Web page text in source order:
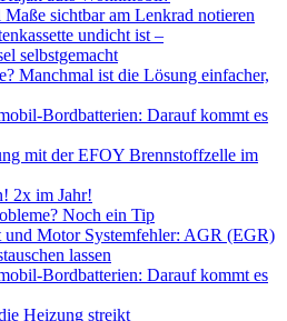
sichtbar am Lenkrad notieren
undicht ist –
selbstgemacht
Manchmal ist die Lösung einfacher,
Bordbatterien: Darauf kommt es
mit der EFOY Brennstoffzelle im
2x im Jahr!
Noch ein Tip
und Motor Systemfehler: AGR (EGR)
lassen
Bordbatterien: Darauf kommt es
Heizung streikt